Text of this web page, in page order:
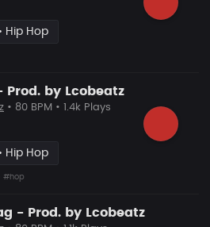
Hip Hop
Prod. by Lcobeatz
• 80 BPM • 1.4k Plays
Hip Hop
#hop
- Prod. by Lcobeatz